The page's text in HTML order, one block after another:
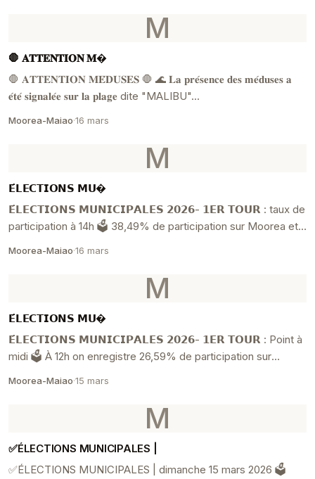
M
🛑 𝐀𝐓𝐓𝐄𝐍𝐓𝐈𝐎𝐍 𝐌�
🛑 𝐀𝐓𝐓𝐄𝐍𝐓𝐈𝐎𝐍 𝐌𝐄́𝐃𝐔𝐒𝐄𝐒 🛑 🌊 𝐋𝐚 𝐩𝐫𝐞́𝐬𝐞𝐧𝐜𝐞 𝐝𝐞𝐬 𝐦𝐞́𝐝𝐮𝐬𝐞𝐬 𝐚
𝐞́𝐭𝐞́ 𝐬𝐢𝐠𝐧𝐚𝐥𝐞́𝐞 𝐬𝐮𝐫 𝐥𝐚 𝐩𝐥𝐚𝐠𝐞 dite "MALIBU"...
Moorea-Maiao·16 mars
M
𝗘́𝗟𝗘𝗖𝗧𝗜𝗢𝗡𝗦 𝗠𝗨�
𝗘́𝗟𝗘𝗖𝗧𝗜𝗢𝗡𝗦 𝗠𝗨𝗡𝗜𝗖𝗜𝗣𝗔𝗟𝗘𝗦 𝟮𝟬𝟮𝟲- 𝟭𝗘𝗥 𝗧𝗢𝗨𝗥 : taux de
participation à 14h 🗳 38,49% de participation sur Moorea et
Moorea-Maiao·16 mars
M
𝗘́𝗟𝗘𝗖𝗧𝗜𝗢𝗡𝗦 𝗠𝗨�
𝗘́𝗟𝗘𝗖𝗧𝗜𝗢𝗡𝗦 𝗠𝗨𝗡𝗜𝗖𝗜𝗣𝗔𝗟𝗘𝗦 𝟮𝟬𝟮𝟲- 𝟭𝗘𝗥 𝗧𝗢𝗨𝗥 : Point à
midi 🗳 À 12h on enregistre 26,59% de participation sur
Moorea-Maiao·15 mars
M
✅ÉLECTIONS MUNICIPALES |
✅ÉLECTIONS MUNICIPALES | dimanche 15 mars 2026 🗳